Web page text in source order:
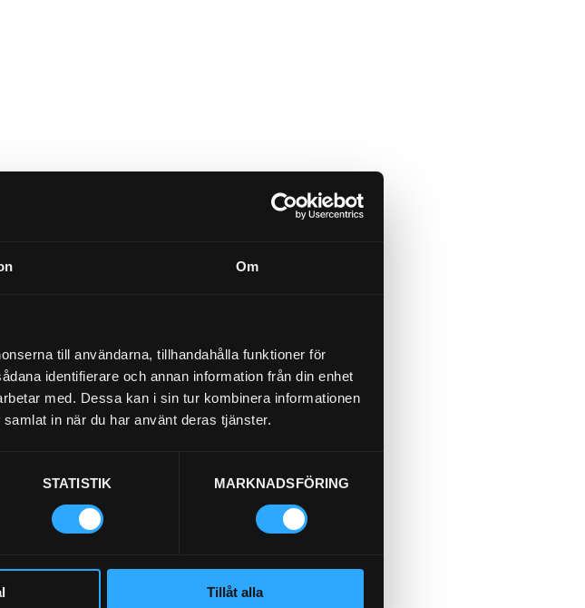
Om
till användarna, tillhandahålla funktioner för
identifierare och annan information från din enhet
med. Dessa kan i sin tur kombinera informationen
in när du har använt deras tjänster.
STATISTIK MARKNADSFÖRING
Tillåt alla